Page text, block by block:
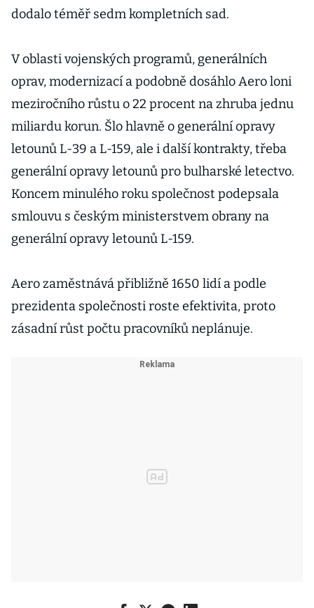
dodalo téměř sedm kompletních sad.
V oblasti vojenských programů, generálních
oprav, modernizací a podobně dosáhlo Aero loni
meziročního růstu o 22 procent na zhruba jednu
miliardu korun. Šlo hlavně o generální opravy
letounů L-39 a L-159, ale i další kontrakty, třeba
generální opravy letounů pro bulharské letectvo.
Koncem minulého roku společnost podepsala
smlouvu s českým ministerstvem obrany na
generální opravy letounů L-159.
Aero zaměstnává přibližně 1650 lidí a podle
prezidenta společnosti roste efektivita, proto
zásadní růst počtu pracovníků neplánuje.